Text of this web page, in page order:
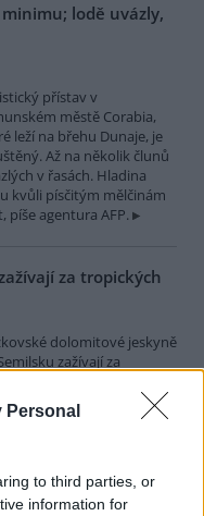
Personal
to third parties, or
information for
lodě uvázly,
přístav v
městě Corabia,
leží na břehu Dunaje, je
Až na několik člunů
v řasách. Hladina
kvůli písčitým mělčinám
agentura AFP.
za tropických
dolomitové jeskyně
zažívají za
nápor. Jde sice o
z nejchladnějších míst v
7,5 až devíti stupni
době, když bylo nevlídno.